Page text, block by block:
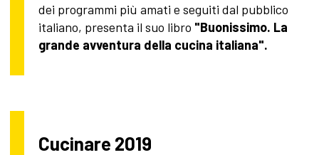
dei programmi più amati e seguiti dal pubblico
italiano, presenta il suo libro "Buonissimo. La
grande avventura della cucina italiana".
Cucinare 2019